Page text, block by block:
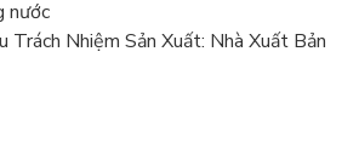
nước
Trách Nhiệm Sản Xuất: Nhà Xuất Bản